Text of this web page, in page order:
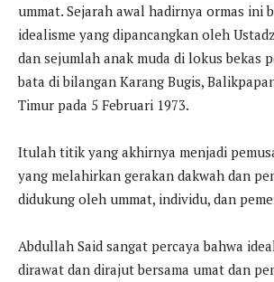
ummat. Sejarah awal hadirnya ormas ini
idealisme yang dipancangkan oleh
dan sejumlah anak muda di lokus bekas
bata di bilangan Karang Bugis,
Timur pada 5 Februari 1973.
Itulah titik yang akhirnya menjadi
yang melahirkan gerakan dakwah dan
didukung oleh ummat, individu, dan
Abdullah Said sangat percaya bahwa
dirawat dan dirajut bersama umat dan